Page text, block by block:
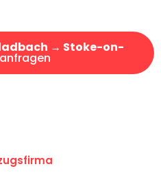
→ Stoke-on-
anfragen